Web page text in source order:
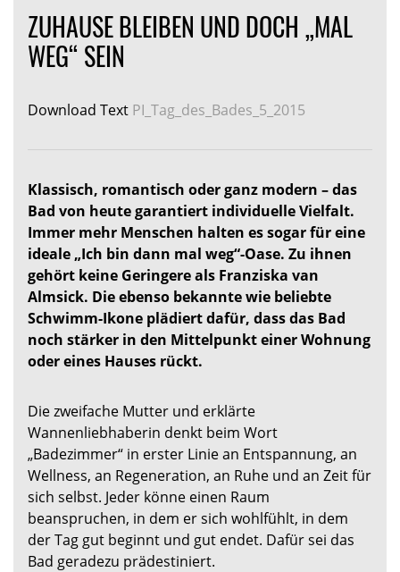
ZUHAUSE BLEIBEN UND DOCH „MAL
WEG“ SEIN
Download Text PI_Tag_des_Bades_5_2015
Klassisch, romantisch oder ganz modern – das
Bad von heute garantiert individuelle Vielfalt.
Immer mehr Menschen halten es sogar für eine
ideale „Ich bin dann mal weg“-Oase. Zu ihnen
gehört keine Geringere als Franziska van
Almsick. Die ebenso bekannte wie beliebte
Schwimm-Ikone plädiert dafür, dass das Bad
noch stärker in den Mittelpunkt einer Wohnung
oder eines Hauses rückt.
Die zweifache Mutter und erklärte
Wannenliebhaberin denkt beim Wort
„Badezimmer“ in erster Linie an Entspannung, an
Wellness, an Regeneration, an Ruhe und an Zeit für
sich selbst. Jeder könne einen Raum
beanspruchen, in dem er sich wohlfühlt, in dem
der Tag gut beginnt und gut endet. Dafür sei das
Bad geradezu prädestiniert.